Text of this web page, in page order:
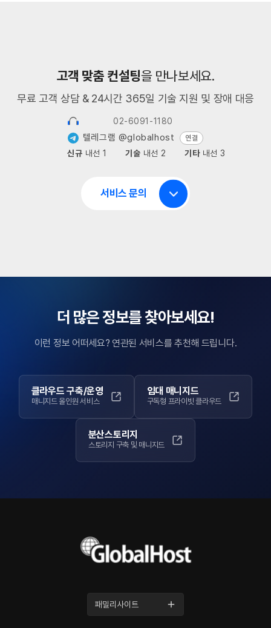
고객 맞춤 컨설팅을 만나보세요.
무료 고객 상담 & 24시간 365일 기술 지원 및 장애 대응
02-6091-1180
텔레그램 @globalhost 연결
신규 내선 1 기술 내선 2 기타내선 3
서비스 문의
더 많은 정보를 찾아보세요!
이런 정보 어떠세요? 연관된 서비스를 추천해 드립니다.
클라우드 구축/운영
매니지드 올인원 서비스
임대 매니지드
구독형 프라이빗 클라우드
분산스토리지
스토리지 구축 및 매니지드
패밀리사이트